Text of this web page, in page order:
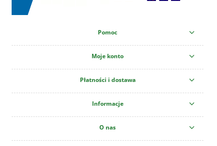
Pomoc
Moje konto
Płatności i dostawa
Informacje
O nas